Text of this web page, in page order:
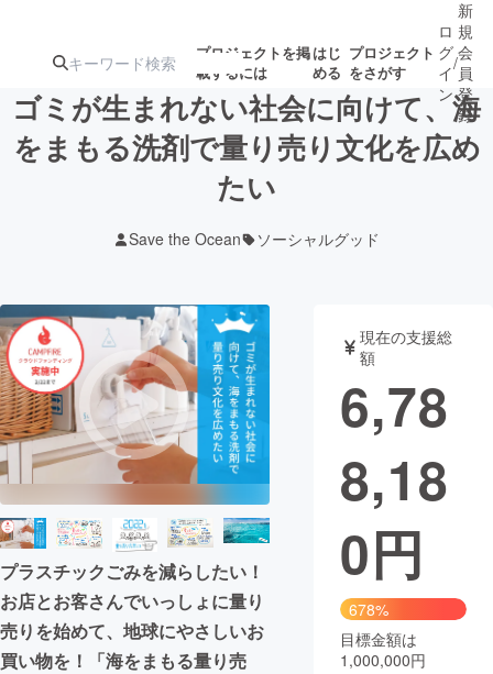
プロジェクトを掲
載するには
はじ
める
プロジェクト
をさがす
注目の新着プロ募集終了が近いプ
テクノロジー・ガジェット
映像・映画 書籍・雑誌
ビジネス・起業 チャレンジ
まちづくり・地域活性化
CAMPFIRE for Social Good
CAMPFIRE Creation
CAMPFIREふるさと納税machi-ya コミュニティ
ロ
グ
イ
ン
/
新
規
会
員
登
録
ゴミが生まれない社会に向けて、海
をまもる洗剤で量り売り文化を広め
たい
Save the Ocean ソーシャルグッド
プラスチックごみを減らしたい！
お店とお客さんでいっしょに量り
売りを始めて、地球にやさしいお
買い物を！「海をまもる量り売
現在の支援総
額
6,78
8,18
0円
678%
目標金額は
1,000,000円